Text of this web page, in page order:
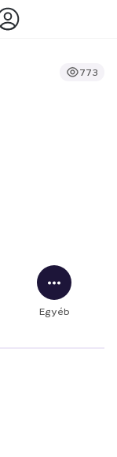
773
Egyéb